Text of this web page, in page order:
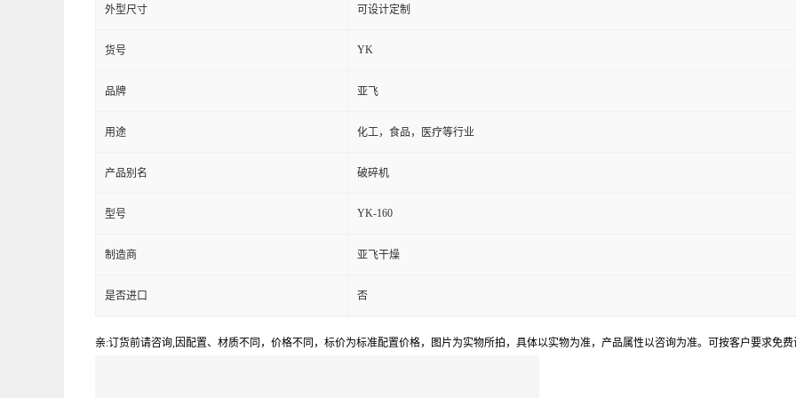
外型尺寸 可设计定制
货号 YK
品牌 亚飞
用途 化工，食品，医疗等行业
产品别名 破碎机
型号 YK-160
制造商 亚飞干燥
是否进口 否
亲:订货前请咨询,因配置、材质不同，价格不同，标价为标准配置价格，图片为实物所拍，具体以实物为准，产品属性以咨询为准。可按客户要求免费